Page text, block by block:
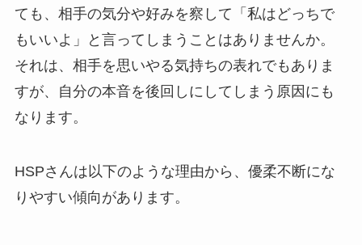
ても、相手の気分や好みを察して「私はどっちで
もいいよ」と言ってしまうことはありませんか。
それは、相手を思いやる気持ちの表れでもありま
すが、自分の本音を後回しにしてしまう原因にも
なります。
HSPさんは以下のような理由から、優柔不断にな
りやすい傾向があります。